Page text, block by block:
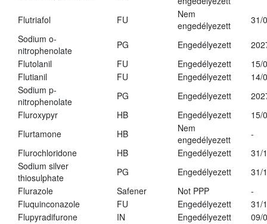
Flutriafol
FU
Nem
engedélyezett
31/
Sodium o-
nitrophenolate
PG Engedélyezett
Flutolanil
FU Engedélyezett
15/
Flutianil
FU Engedélyezett
14/
Sodium p-
nitrophenolate
PG Engedélyezett
Fluroxypyr
HB Engedélyezett
15/
Flurtamone
HB
Nem
engedélyezett
-
Flurochloridone
HB Engedélyezett
31/
Sodium silver
thiosulphate
PG Engedélyezett
31/
Flurazole
Safener Not PPP
-
Fluquinconazole
FU Engedélyezett
31/
Flupyradifurone
IN Engedélyezett
09/